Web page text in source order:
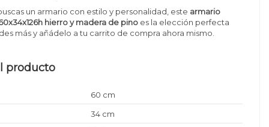
un armario con estilo y personalidad, este armario
hierro y madera de pino es la elección perfecta
más y añádelo a tu carrito de compra ahora mismo.
producto
60 cm
34 cm